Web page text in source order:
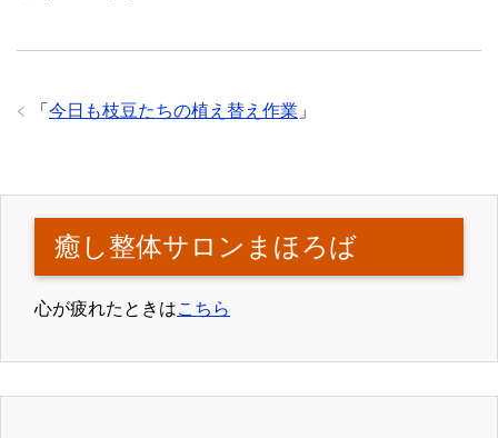
「 今日も枝豆たちの植え替え作業 」
癒し整体サロンまほろば
心が疲れたときはこちら